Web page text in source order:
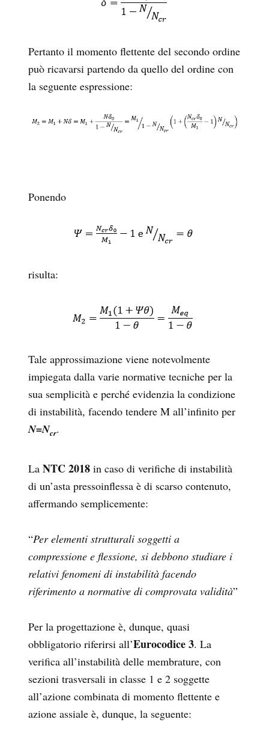
Pertanto il momento flettente del secondo ordine
può ricavarsi partendo da quello del ordine con
la seguente espressione:
Ponendo
risulta:
Tale approssimazione viene notevolmente
impiegata dalla varie normative tecniche per la
sua semplicità e perché evidenzia la condizione
di instabilità, facendo tendere M all’infinito per
N=Ncr.
La NTC 2018 in caso di verifiche di instabilità
di un’asta pressoinflessa è di scarso contenuto,
affermando semplicemente:
“Per elementi strutturali soggetti a
compressione e flessione, si debbono studiare i
relativi fenomeni di instabilità facendo
riferimento a normative di comprovata validità”
Per la progettazione è, dunque, quasi
obbligatorio riferirsi all’Eurocodice 3. La
verifica all’instabilità delle membrature, con
sezioni trasversali in classe 1 e 2 soggette
all’azione combinata di momento flettente e
azione assiale è, dunque, la seguente: